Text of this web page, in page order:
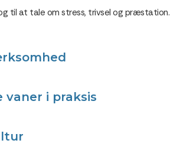
til at tale om stress, trivsel og præstation.
vaner i praksis